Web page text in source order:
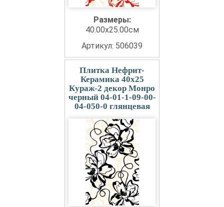
Размеры:
40.00x25.00см
Артикул: 506039
Плитка Нефрит-
Керамика 40x25
Кураж-2 декор Монро
черный 04-01-1-09-00-
04-050-0 глянцевая